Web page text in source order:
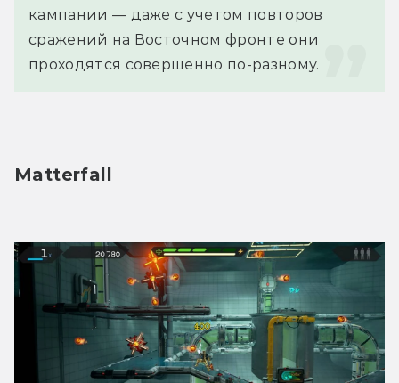
кампании — даже с учетом повторов
сражений на Восточном фронте они
проходятся совершенно по-разному.
Matterfall